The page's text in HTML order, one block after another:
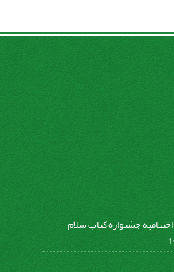
پنج شنبه 14 دی ماه 1402 اختتامیه جشنواره کتاب سلام